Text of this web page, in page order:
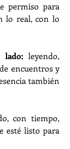
permiso para
lo real, con lo
lado: leyendo,
encuentros y
también
con tiempo,
esté listo para